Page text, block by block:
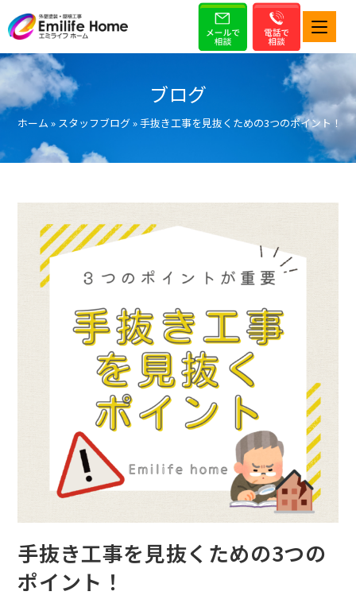
ブログ
ホーム » スタッフブログ»手抜き工事を見抜くための3つのポイント！
手抜き工事を見抜くための3つの
ポイント！